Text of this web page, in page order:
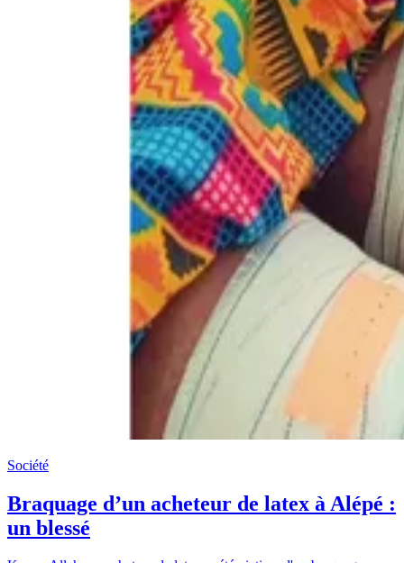
Société
Braquage d’un acheteur de latex à Alépé :
un blessé